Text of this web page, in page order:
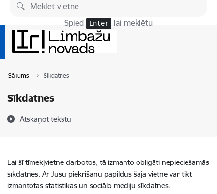
Pāriet uz lapas saturu
Spied Enter lai meklētu
Sākums Sīkdatnes
Sīkdatnes
Atskaņot tekstu
Lai šī tīmekļvietne darbotos, tā izmanto obligāti nepieciešamās
sīkdatnes. Ar Jūsu piekrišanu papildus šajā vietnē var tikt
izmantotas statistikas un sociālo mediju sīkdatnes.